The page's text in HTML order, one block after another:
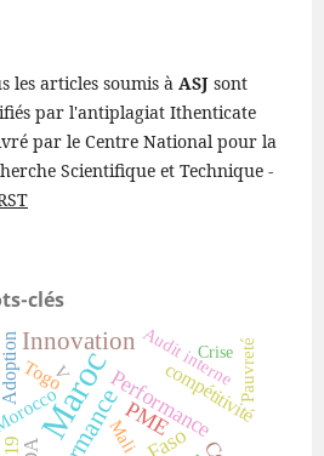
les articles soumis àASJ sont
par l'antiplagiat Ithenticate
par le Centre National pour la
Scientifique et Technique -
clés
Maroc
Innovation
Performance
PMEcompétitivité
AdoptionTogo Pauvreté
V Audit interne
Mali
Crise